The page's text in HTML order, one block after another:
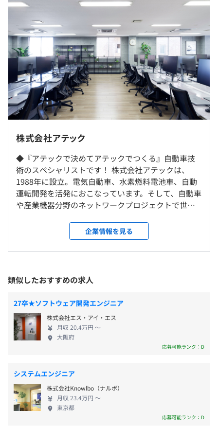
・社員教育・研修制度（技術研修、新人・マネジメント層
向け研修、外部英語研修など）
・キャリア支援（キャリアサポート面談・キャリア研修）
・資格取得報奨金（取得時に5000円～10万円を支給）
・通信教育受講支援
・展示会・セミナー参加支援
◎質問／相談しやすい環境づくりを心がけています。
い、業務進捗などをチームで共有します。
・開発期間はプロジェクトによってさまざまですが、お互
いがフォローしつつ全員でプロジェクト完了まで対応して
いきます。
C言語、C++、C#、Python、Javaなど
C言語がメインとなりますが、その他の言語も必要に応じ
て対応できるよう社内研修をおこなっています。
年1回の目標設定をして、半期で振り返りをおこなってい
ます。
チームの上司や個人での評価だけでなく、配属先やアウト
プット先の会社からの評価など多角的に評価しています。
技術部として全拠点合わせて約1200名のエンジニアが在
籍しています。
大阪営業所
〒530-0001 大阪府大阪市北区梅田三丁目4番5号 毎日新
聞ビル6F
※兵庫県などへの配属もございます。
社内もしくはお客様先での勤務となります。
就業場所の変更範囲
＜雇入時＞
※新卒での初回配属は関東・東海・関西のいずれかになり
ます。勤務地は希望を考慮して決定します。
※配属先により異なりますが、リモート勤務を導入してい
受動喫煙防止措置に関する事項
屋内原則禁煙（喫煙室あり）
大学(学部)、専門(本科)：232,000円
高専(専攻科)：240,100円
大学院：249,100円
3年制専修：226,500円
2年制専修技術短大：220,900円
▼基本給
大学(学部)、専門(本科)：202,400円
高専(専攻科)：210,500円
大学院：219,500円
3年制専修：196,500円
2年制専修技術短大：220,900円
別途手当あり
・時間外手当全額支給
・家族手当（配偶者手当、子供手当）
・資格奨励一時金
・交通費全額支給
9：00～18：00
※勤務時間・休憩時間は配属先により異なります。
休憩時間：12：00～13：00（60分）
平均残業時間：平均17時間／月
【年間休日121日】
・完全週休2日制
・GW休暇
過去３年間の新卒採用者数・離職者数
前年度 採用者数24人 離職者数3人
2年度前 採用者数40人 離職者数6人
3年度前 採用者数104人 離職者数49人
過去３年間の新卒採用者数の男女別人数
前年度 男性19人 女性5人
2年度前 男性34人 女性6人
3年度前 男性90人 女性14人
平均勤続年数
7.0年
研修の有無及び内容
新入社員研修、各種階層別研修、技術分野別研修、各種勉
強会など
自己啓発支援の有無及びその内容
メンター制度の有無
キャリアコンサルティング制度の有無及びその内容
社内検定等の制度の有無及びその内容
前年度の月平均所定外労働時間の実績
13.0日
前事業年度の育児休業取得者数／出産者数
男性7人/19人
株式会社アテック
◆『アテックで決めてアテックでつくる』自動車技
術のスペシャリストです！ 株式会社アテックは、
1988年に設立。電気自動車、水素燃料電池車、自動
運転開発を活発におこなっています。そして、自動車
や産業機器分野のネットワークプロジェクトで世界
ナー企業です。自動車の今後の未来を左右する最先端
のCASE事業に関われるため、先進的で楽しくやりが
い十分なお仕事です。 ◆自動運転を担うAUTOSAR事
発現場で生産性を向上させるために必要な、車載ソ
フトウェア標準化規格のことです。2003年の発足以
来、世界中のメーカーが参画しています。日本ではま
だ馴染みがありませんが、AUTOSARは今後の自動車
開発の現場で非常に重要なものです。当社では、
2019年AUTOSARのアソシエイトパートナーに加入し
ており、AUTOSAR専任エンジニアの育成に力を入れ
す！ 「CSP-E」認証取得組み込みエンジニアが、プ
ロジェクトメンバーとして在籍しています。自動車開
発の技術レベルが高いので、新しく学べることも多
く成長意欲のある方は満足していただける環境です。
ぜひフレッシュな社長直下プロジェクトのコアメン
企業情報を見る
類似したおすすめの求人
27卒★ソフトウェア開発エンジニア
株式会社エス・アイ・エス
月収 20.4万円 〜
大阪府
応募可能ランク：D
システムエンジニア
株式会社Knowlbo（ナルボ）
月収 23.4万円 〜
東京都
応募可能ランク：D